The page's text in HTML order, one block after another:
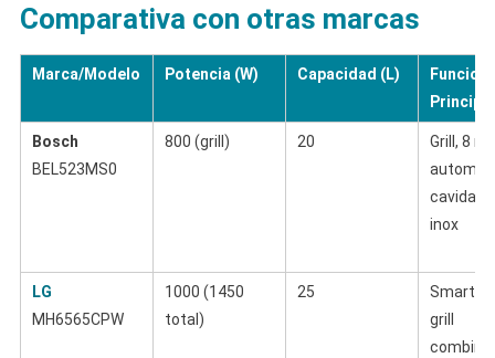
Comparativa con otras marcas
Marca/Modelo Potencia (W) Capacidad (L)
Bosch
BEL523MS0
800 (grill) 20
Grill, 8
cavidad
inox
LG
MH6565CPW
1000 (1450
total)
25
Smart
grill